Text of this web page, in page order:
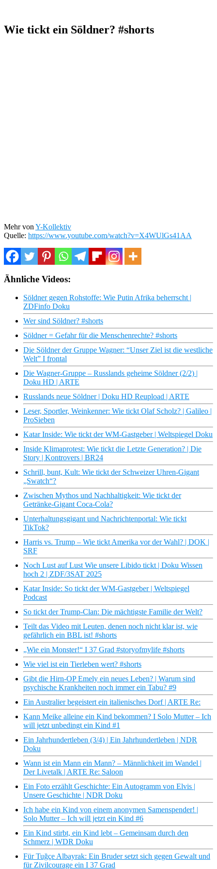
Wie tickt ein Söldner? #shorts
Mehr von Y-Kollektiv
Quelle: https://www.youtube.com/watch?v=X4WUlGs41AA
Ähnliche Videos:
Söldner gegen Rohstoffe: Wie Putin Afrika beherrscht |
ZDFinfo Doku
Wer sind Söldner? #shorts
Söldner = Gefahr für die Menschenrechte? #shorts
Die Söldner der Gruppe Wagner: “Unser Ziel ist die westliche
Welt” I frontal
Die Wagner-Gruppe – Russlands geheime Söldner (2/2) |
Doku HD | ARTE
Russlands neue Söldner | Doku HD Reupload | ARTE
Leser, Sportler, Weinkenner: Wie tickt Olaf Scholz? | Galileo |
ProSieben
Katar Inside: Wie tickt der WM-Gastgeber | Weltspiegel Doku
Inside Klimaprotest: Wie tickt die Letzte Generation? | Die
Story | Kontrovers | BR24
Schrill, bunt, Kult: Wie tickt der Schweizer Uhren-Gigant
„Swatch“?
Zwischen Mythos und Nachhaltigkeit: Wie tickt der
Getränke-Gigant Coca-Cola?
Unterhaltungsgigant und Nachrichtenportal: Wie tickt
TikTok?
Harris vs. Trump – Wie tickt Amerika vor der Wahl? | DOK |
SRF
Noch Lust auf Lust Wie unsere Libido tickt | Doku Wissen
hoch 2 | ZDF/3SAT 2025
Katar Inside: So tickt der WM-Gastgeber | Weltspiegel
Podcast
So tickt der Trump-Clan: Die mächtigste Familie der Welt?
Teilt das Video mit Leuten, denen noch nicht klar ist, wie
gefährlich ein BBL ist! #shorts
„Wie ein Monster!“ I 37 Grad #storyofmylife #shorts
Wie viel ist ein Tierleben wert? #shorts
Gibt die Hirn-OP Emely ein neues Leben? | Warum sind
psychische Krankheiten noch immer ein Tabu? #9
Ein Australier begeistert ein italienisches Dorf | ARTE Re:
Kann Meike alleine ein Kind bekommen? I Solo Mutter – Ich
will jetzt unbedingt ein Kind #1
Ein Jahrhundertleben (3/4) | Ein Jahrhundertleben | NDR
Doku
Wann ist ein Mann ein Mann? – Männlichkeit im Wandel |
Der Livetalk | ARTE Re: Saloon
Ein Foto erzählt Geschichte: Ein Autogramm von Elvis |
Unsere Geschichte | NDR Doku
Ich habe ein Kind von einem anonymen Samenspender! |
Solo Mutter – Ich will jetzt ein Kind #6
Ein Kind stirbt, ein Kind lebt – Gemeinsam durch den
Schmerz | WDR Doku
Für Tuğçe Albayrak: Ein Bruder setzt sich gegen Gewalt und
für Zivilcourage ein I 37 Grad